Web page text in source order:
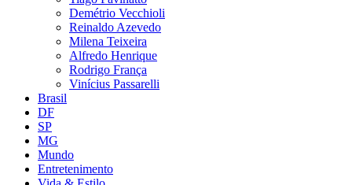
Demétrio Vecchioli
Reinaldo Azevedo
Milena Teixeira
Alfredo Henrique
Rodrigo França
Vinícius Passarelli
Brasil
DF
SP
MG
Mundo
Entretenimento